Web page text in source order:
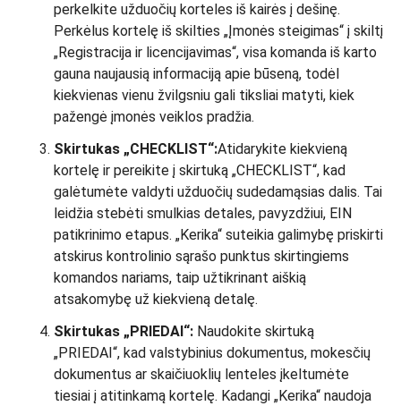
perkelkite užduočių korteles iš kairės į dešinę.
Perkėlus kortelę iš skilties „Įmonės steigimas“ į skiltį
„Registracija ir licencijavimas“, visa komanda iš karto
gauna naujausią informaciją apie būseną, todėl
kiekvienas vienu žvilgsniu gali tiksliai matyti, kiek
pažengė įmonės veiklos pradžia.
Skirtukas „CHECKLIST“:Atidarykite kiekvieną
kortelę ir pereikite į skirtuką „CHECKLIST“, kad
galėtumėte valdyti užduočių sudedamąsias dalis. Tai
leidžia stebėti smulkias detales, pavyzdžiui, EIN
patikrinimo etapus. „Kerika“ suteikia galimybę priskirti
atskirus kontrolinio sąrašo punktus skirtingiems
komandos nariams, taip užtikrinant aiškią
atsakomybę už kiekvieną detalę.
Skirtukas „PRIEDAI“: Naudokite skirtuką
„PRIEDAI“, kad valstybinius dokumentus, mokesčių
dokumentus ar skaičiuoklių lenteles įkeltumėte
tiesiai į atitinkamą kortelę. Kadangi „Kerika“ naudoja